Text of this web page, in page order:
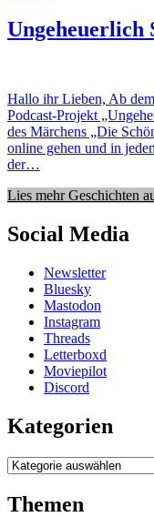
Ungeheuerlich
Hallo ihr Lieben, Ab
Podcast-Projekt
des Märchens „Die
online gehen und in
der…
Lies mehr Geschichten
Social Media
Newsletter
Bluesky
Mastodon
Instagram
Threads
Letterboxd
Moviepilot
Discord
Kategorien
Kategorien
Themen